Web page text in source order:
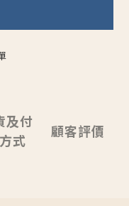
及付
式
顧客評價